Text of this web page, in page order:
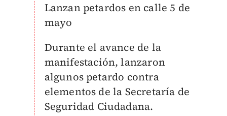
Lanzan petardos en calle 5 de
mayo
Durante el avance de la
manifestación, lanzaron
algunos petardo contra
elementos de la Secretaría de
Seguridad Ciudadana.